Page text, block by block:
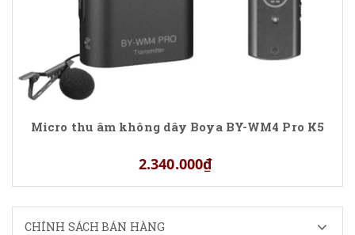
Micro thu âm không dây Boya BY-WM4 Pro K5
2.340.000₫
CHÍNH SÁCH BÁN HÀNG